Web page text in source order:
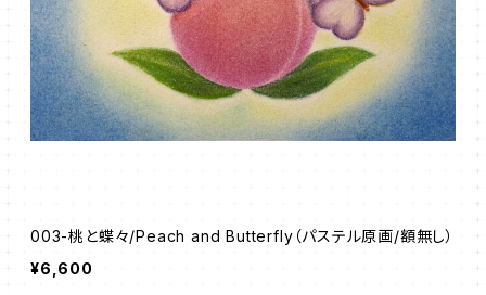
003-桃と蝶々/Peach and Butterfly（パステル原画/額無し）
¥6,600